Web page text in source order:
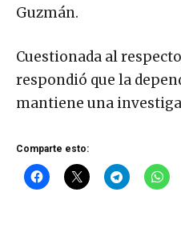
Guzmán.
Cuestionada al
respondió que la
mantiene una
Comparte esto: